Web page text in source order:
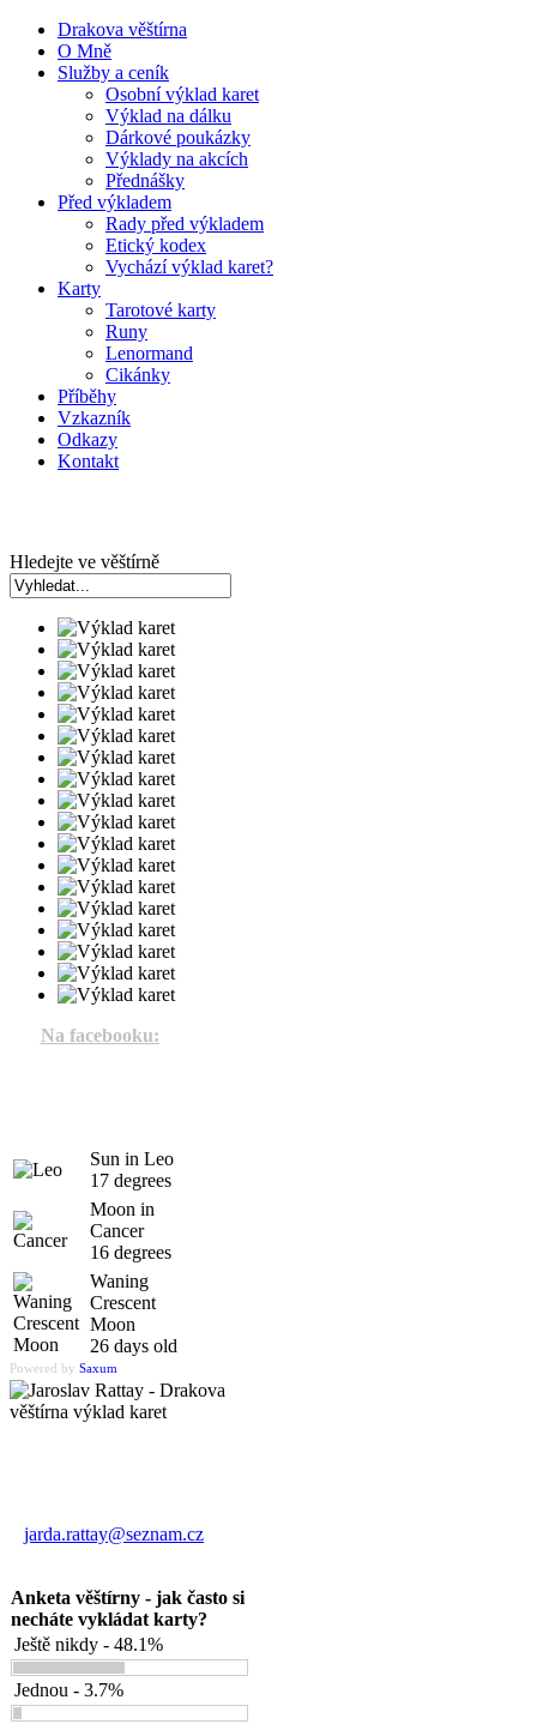
Drakova věštírna
O Mně
Služby a ceník
Osobní výklad karet
Výklad na dálku
Dárkové poukázky
Výklady na akcích
Přednášky
Před výkladem
Rady před výkladem
Etický kodex
Vychází výklad karet?
Karty
Tarotové karty
Runy
Lenormand
Cikánky
Příběhy
Vzkazník
Odkazy
Kontakt
Hledejte ve věštírně
Na facebooku:
Sun in Leo
17 degrees
Moon in
Cancer
16 degrees
Waning
Crescent
Moon
26 days old
Powered by Saxum
jarda.rattay@seznam.cz
Anketa věštírny - jak často si
necháte vykládat karty?
Ještě nikdy - 48.1%
Jednou - 3.7%